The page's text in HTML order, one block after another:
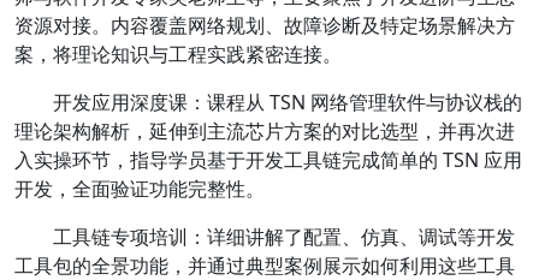
资源对接。内容覆盖网络规划、故障诊断及特定场景解决方
案，将理论知识与工程实践紧密连接。
开发应用深度课：课程从 TSN 网络管理软件与协议栈的
理论架构解析，延伸到主流芯片方案的对比选型，并再次进
入实操环节，指导学员基于开发工具链完成简单的 TSN 应用
开发，全面验证功能完整性。
工具链专项培训：详细讲解了配置、仿真、调试等开发
工具包的全景功能，并通过典型案例展示如何利用这些工具